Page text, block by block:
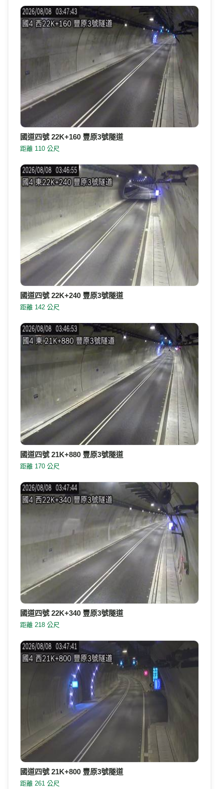
國道四號 22K+160 豐原3號隧道
距離 110 公尺
國道四號 22K+240 豐原3號隧道
距離 142 公尺
國道四號 21K+880 豐原3號隧道
距離 170 公尺
國道四號 22K+340 豐原3號隧道
距離 218 公尺
國道四號 21K+800 豐原3號隧道
距離 261 公尺